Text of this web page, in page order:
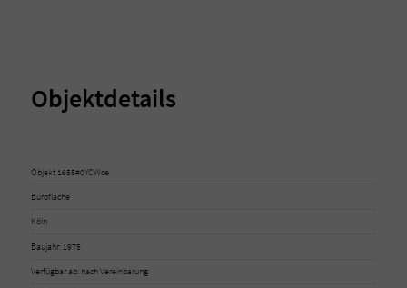
Objektdetails
Objekt 1655#0YCWce
Bürofläche
Köln
Baujahr: 1975
Verfügbar ab: nach Vereinbarung